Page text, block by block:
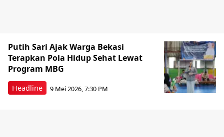
Headline
Putih Sari Ajak Warga Bekasi
Terapkan Pola Hidup Sehat Lewat
Program MBG
9 Mei 2026, 7:30 PM